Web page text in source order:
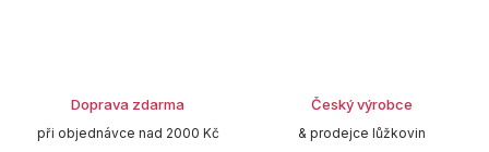
Doprava zdarma
při objednávce nad 2000 Kč
Český výrobce
& prodejce lůžkovin